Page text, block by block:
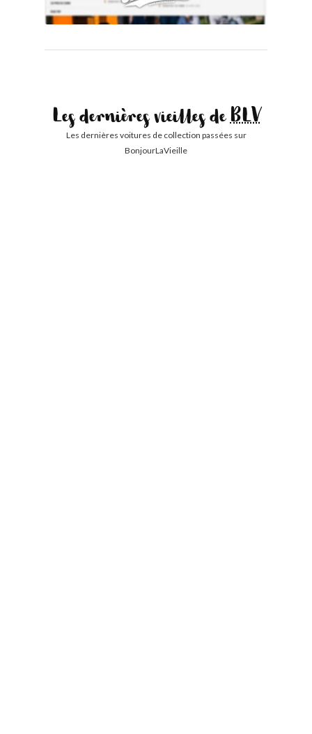
Les dernières vieilles deBLV
Les dernières voitures de collection passées sur
BonjourLaVieille